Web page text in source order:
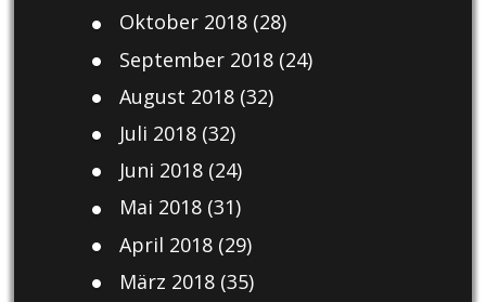
Oktober 2018(28)
September 2018(24)
August 2018(32)
Juli 2018(32)
Juni 2018(24)
Mai 2018(31)
April 2018(29)
März 2018(35)